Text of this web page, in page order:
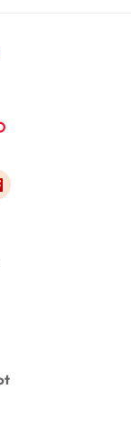
youtube
Link to facebook